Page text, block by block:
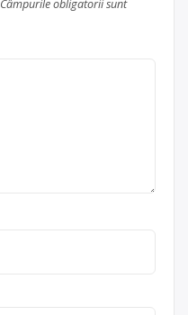
Câmpurile obligatorii sunt